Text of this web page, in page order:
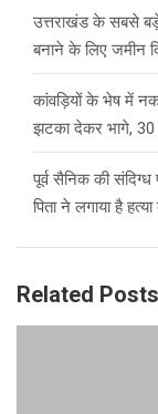
उत्तराखंड के सबसे
बनाने के लिए जमीन
कांवड़ियों के भेष में
झटका देकर भागे,
पूर्व सैनिक की संदिग्ध
पिता ने लगाया है
Related Posts